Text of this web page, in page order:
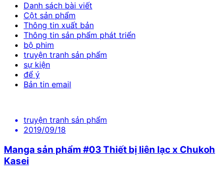
Danh sách bài viết
Cột sản phẩm
Thông tin xuất bản
Thông tin sản phẩm phát triển
bộ phim
truyện tranh sản phẩm
sự kiện
để ý
Bản tin email
truyện tranh sản phẩm
2019/09/18
Manga sản phẩm #03 Thiết bị liên lạc x Chukoh
Kasei